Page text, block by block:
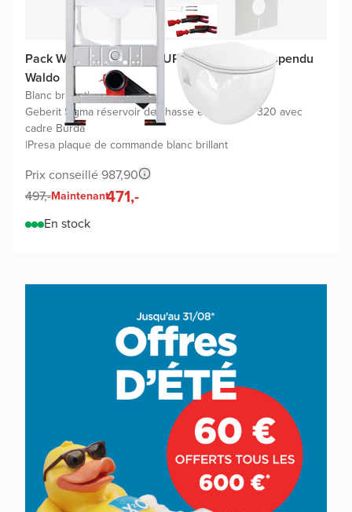
Pack WC promo Geberit UP320 avec WC suspendu
Waldo
Blanc brillant|
Geberit Sigma réservoir de chasse encastré UP320 avec
cadre Burda
|Presa plaque de commande blanc brillant
Prix conseillé 987,90
497,-Maintenant471,-
En stock